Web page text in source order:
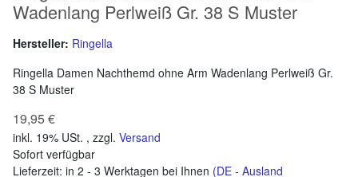
Wadenlang Perlweiß Gr. 38 S Muster
Hersteller: Ringella
Ringella Damen Nachthemd ohne Arm Wadenlang Perlweiß Gr.
38 S Muster
19,95 €
inkl. 19% USt. , zzgl. Versand
Sofort verfügbar
Lieferzeit: in 2 - 3 Werktagen bei Ihnen (DE - Ausland